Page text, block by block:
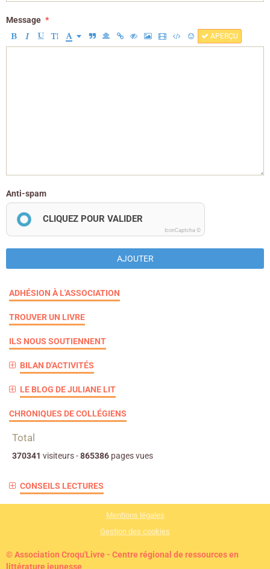
Message
APERÇU
Anti-spam
CLIQUEZ POUR VALIDER
IconCaptcha ©
AJOUTER
ADHÉSION À L'ASSOCIATION
TROUVER UN LIVRE
ILS NOUS SOUTIENNENT
BILAN D'ACTIVITÉS
LE BLOG DE JULIANE LIT
CHRONIQUES DE COLLÉGIENS
Total
370341 visiteurs -865386 pages vues
CONSEILS LECTURES
Mentions légales
Gestion des cookies
© Association Croqu'Livre - Centre régional de ressources en
littérature jeunesse